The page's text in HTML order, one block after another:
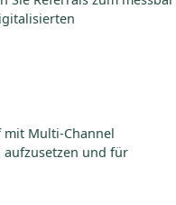
mit Multi-Channel
aufzusetzen und für